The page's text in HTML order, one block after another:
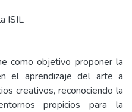
ISIL
como objetivo proponer la
el aprendizaje del arte a
creativos, reconociendo la
propicios para la